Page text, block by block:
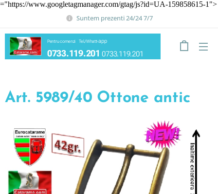
="https://www.googletagmanager.com/gtag/js?id=UA-159858615-1">
Suntem prezenti 24/24 7/7
Pentru comenzi Tel./Whatt-app
0733.119.201 0733.119.201
Art. 5989/40 Ottone antic